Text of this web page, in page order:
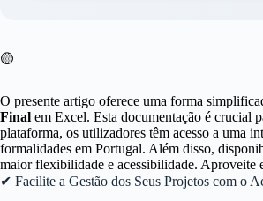
🟡
O presente artigo oferece uma forma
Final em Excel. Esta documentação é crucial
plataforma, os utilizadores têm acesso a uma
formalidades em Portugal. Além disso,
maior flexibilidade e acessibilidade. Aproveite
✔ Facilite a Gestão dos Seus Projetos com o